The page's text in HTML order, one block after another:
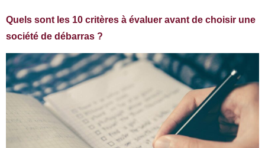
Quels sont les 10 critères à évaluer avant de choisir une
société de débarras ?